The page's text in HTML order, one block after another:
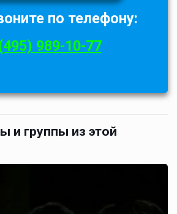
по телефону:
989-10-77
и группы из этой